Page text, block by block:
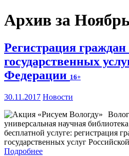
Архив за
Регистрация граждан
государственных
Федерации 16+
30.11.2017 Новости
универсальная научная
бесплатной услуге: регистрация
государственных услуг
Подробнее